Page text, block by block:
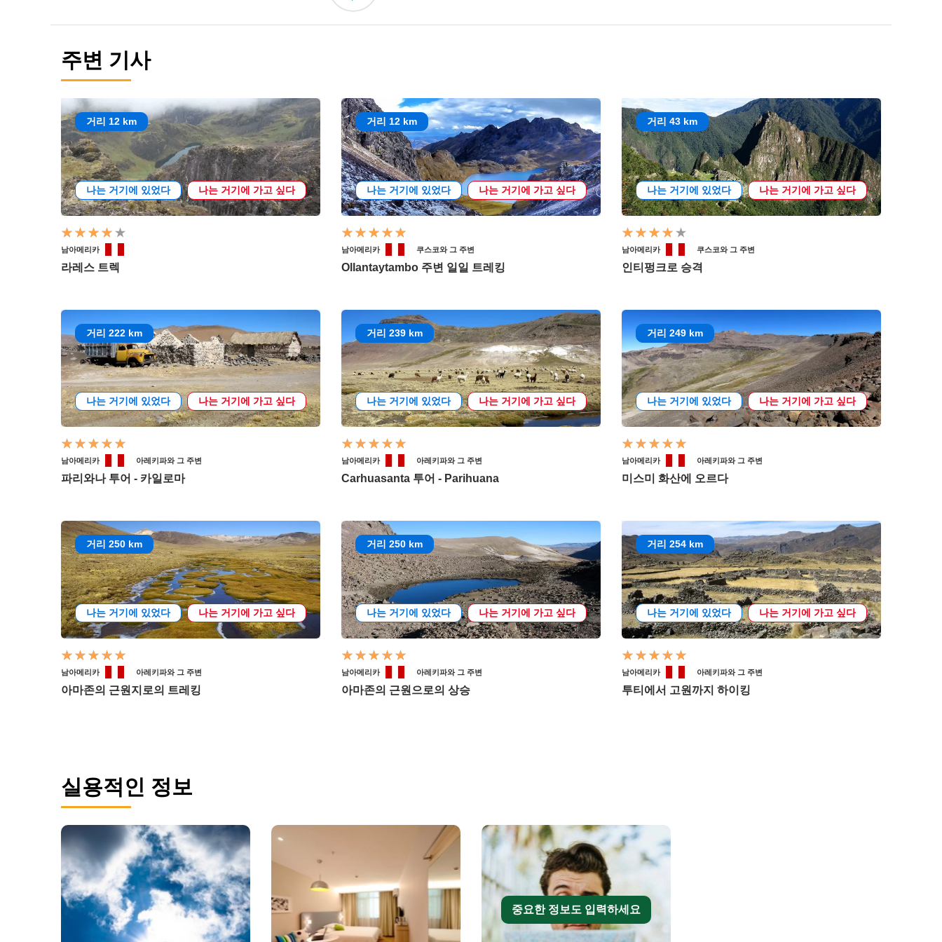
주변 기사
거리 12 km
나는 거기에 있었다 나는 거기에 가고 싶다
남아메리카
라레스 트렉
거리 12 km
나는 거기에 있었다 나는 거기에 가고 싶다
남아메리카 쿠스코와 그 주변
Ollantaytambo 주변 일일 트레킹
거리 43 km
나는 거기에 있었다 나는 거기에 가고 싶다
남아메리카 쿠스코와 그 주변
인티펑크로 승격
거리 222 km
나는 거기에 있었다 나는 거기에 가고 싶다
남아메리카 아레키파와 그 주변
파리와나 투어 - 카일로마
거리 239 km
나는 거기에 있었다 나는 거기에 가고 싶다
남아메리카 아레키파와 그 주변
Carhuasanta 투어 - Parihuana
거리 249 km
나는 거기에 있었다 나는 거기에 가고 싶다
남아메리카 아레키파와 그 주변
미스미 화산에 오르다
거리 250 km
나는 거기에 있었다 나는 거기에 가고 싶다
남아메리카 아레키파와 그 주변
아마존의 근원지로의 트레킹
거리 250 km
나는 거기에 있었다 나는 거기에 가고 싶다
남아메리카 아레키파와 그 주변
아마존의 근원으로의 상승
거리 254 km
나는 거기에 있었다 나는 거기에 가고 싶다
남아메리카 아레키파와 그 주변
투티에서 고원까지 하이킹
실용적인 정보
중요한 정보도 입력하세요